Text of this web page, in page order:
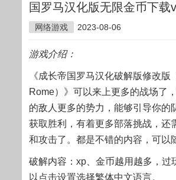
国罗马汉化版无限金币下载
网络游戏 2023-08-06
游戏介绍：
《成长帝国罗马汉化破解版修改版
Rome）》可以来上更多的战场了
的敌人更多的势力，能够引导你的
获取胜利，有着更多部落挑战，还
和攻击了。都是不错的内容，可以
破解内容：xp、金币越用越多，过
以点击设置选择繁体中文语言。